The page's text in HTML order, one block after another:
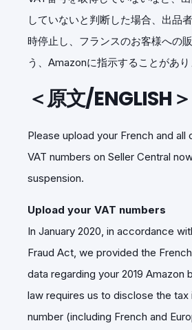
していないと判断した場合、出品
時停止し、フランスのお客様への
う、Amazonに指示することがあり
＜原文/ENGLISH＞
Please upload your French and all
VAT numbers on Seller Central
suspension.
Upload your VAT numbers
In January 2020, in accordance
Fraud Act, we provided the
data regarding your 2019 Amazon
law requires us to disclose the
number (including French and